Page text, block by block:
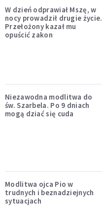
W dzień odprawiał Mszę, w
nocy prowadził drugie życie.
Przełożony kazał mu
opuścić zakon
Niezawodna modlitwa do
św. Szarbela. Po 9 dniach
mogą dziać się cuda
Modlitwa ojca Pio w
trudnych i beznadziejnych
sytuacjach